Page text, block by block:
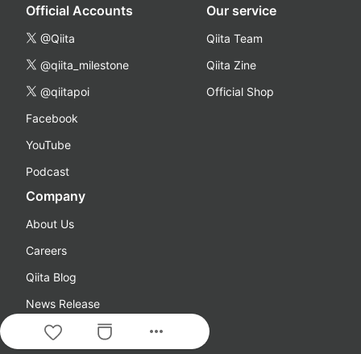
more_horiz
Official Accounts
@Qiita
@qiita_milestone
@qiitapoi
Facebook
YouTube
Podcast
Our service
Qiita Team
Qiita Zine
Official Shop
Company
About Us
Careers
Qiita Blog
News Release